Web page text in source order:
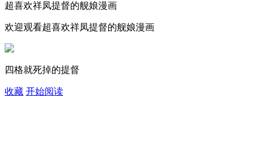
超喜欢祥凤提督的舰娘漫画
欢迎观看超喜欢祥凤提督的舰娘漫画
四格就死掉的提督
收藏 开始阅读